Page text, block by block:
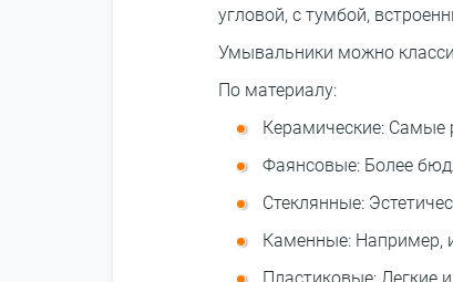
угловой, с тумбой,
Умывальники можно
По материалу:
Керамические: Самые
Фаянсовые: Более
Стеклянные:
Каменные: Например,